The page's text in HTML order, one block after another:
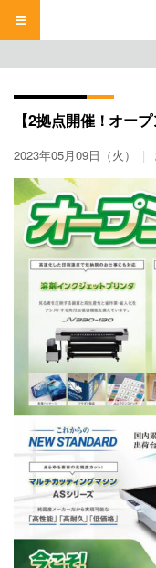
へ
【2拠点開催！オー
2023年05月09日（火）